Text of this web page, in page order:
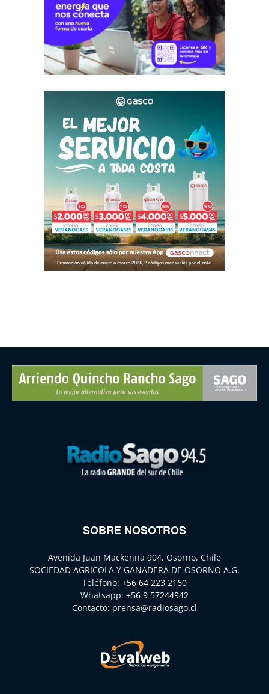
SOBRE NOSOTROS
Avenida Juan Mackenna 904, Osorno, Chile
SOCIEDAD AGRICOLA Y GANADERA DE OSORNO A.G.
Teléfono: +56 64 223 2160
Whatsapp: +56 9 57244942
Contacto: prensa@radiosago.cl